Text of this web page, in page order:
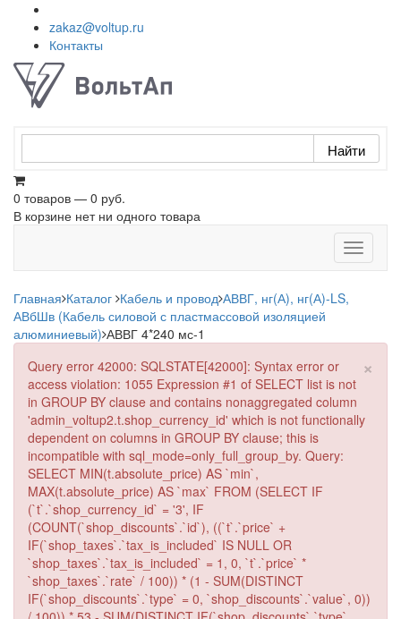
zakaz@voltup.ru
Контакты
0 товаров — 0 руб.
В корзине нет ни одного товара
Toggle
Главная Каталог Кабель и провод АВВГ, нг(А), нг(А)-LS,
АВбШв (Кабель силовой с пластмассовой изоляцией
алюминиевый) АВВГ 4*240 мс-1
×
Query error 42000: SQLSTATE[42000]: Syntax error or
access violation: 1055 Expression #1 of SELECT list is not
in GROUP BY clause and contains nonaggregated column
'admin_voltup2.t.shop_currency_id' which is not functionally
dependent on columns in GROUP BY clause; this is
incompatible with sql_mode=only_full_group_by. Query:
SELECT MIN(t.absolute_price) AS `min`,
MAX(t.absolute_price) AS `max` FROM (SELECT IF
(`t`.`shop_currency_id` = '3', IF
(COUNT(`shop_discounts`.`id`), ((`t`.`price` +
IF(`shop_taxes`.`tax_is_included` IS NULL OR
`shop_taxes`.`tax_is_included` = 1, 0, `t`.`price` *
`shop_taxes`.`rate` / 100)) * (1 - SUM(DISTINCT
IF(`shop_discounts`.`type` = 0, `shop_discounts`.`value`, 0))